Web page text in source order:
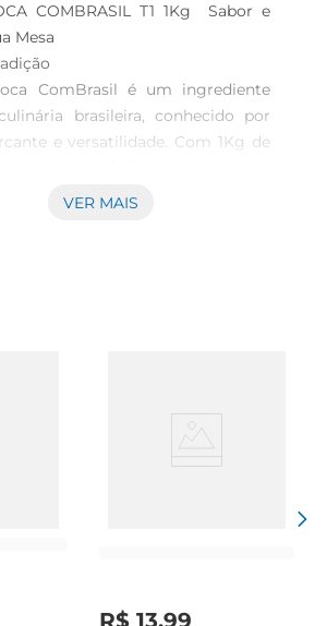
COMBRASIL T1 1Kg  Sabor e
Mesa
ComBrasil é um ingrediente
brasileira, conhecido por
e versatilidade. Com 1Kg de
tradicionais como feijão tropeiro,
auxilia na digestão e no
ComBrasil é perfeito para
VER MAIS
R$ 13,99